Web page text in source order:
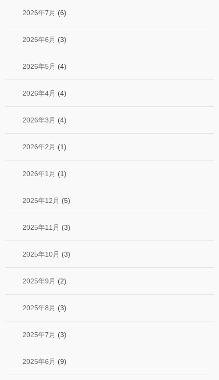
2026年7月 (6)
2026年6月 (3)
2026年5月 (4)
2026年4月 (4)
2026年3月 (4)
2026年2月 (1)
2026年1月 (1)
2025年12月 (5)
2025年11月 (3)
2025年10月 (3)
2025年9月 (2)
2025年8月 (3)
2025年7月 (3)
2025年6月 (9)